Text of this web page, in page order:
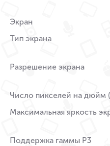
Экран
Тип экрана
Разрешение экрана
Число пикселей на дюйм
Максимальная яркость
Поддержка гаммы P3